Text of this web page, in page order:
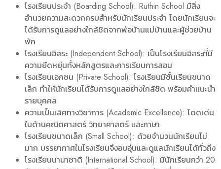
โรงเรียนประจำ (Boarding School): Ruthin School มีสิ่ง
อำนวยความสะดวกครบสำหรับนักเรียนประจำ โดยนักเรียนจะ
ได้รับการดูแลอย่างใกล้ชิดจากพ่อบ้านแม่บ้านและผู้ช่วยบ้าน
พัก
โรงเรียนอิสระ (Independent School): เป็นโรงเรียนอิสระที่มี
ความยืดหยุ่นทั้งหลักสูตรและการเรียนการสอน
โรงเรียนเอกชน (Private School): โรงเรียนมีชั้นเรียนขนาด
เล็ก ทำให้นักเรียนได้รับการดูแลอย่างใกล้ชิด พร้อมคำแนะนำ
รายบุคคล
ความเป็นเลิศทางวิชาการ (Academic Excellence): โดดเด่น
ในด้านคณิตศาสตร์ วิทยาศาสตร์ และภาษา
โรงเรียนขนาดเล็ก (Small School): ด้วยจำนวนนักเรียนไม่
มาก บรรยากาศในโรงเรียนจึงอบอุ่นและดูแลนักเรียนได้ทั่วถึง
โรงเรียนนานาชาติ (International School): มีนักเรียนกว่า 20